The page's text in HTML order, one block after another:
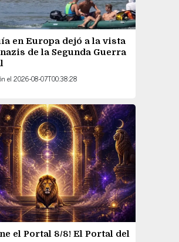
en Europa dejó a la vista
de la Segunda Guerra
el 2026-08-07T00:38:28
el Portal 8/8! El Portal del